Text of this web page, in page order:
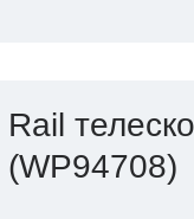
Rail
(WP94708)